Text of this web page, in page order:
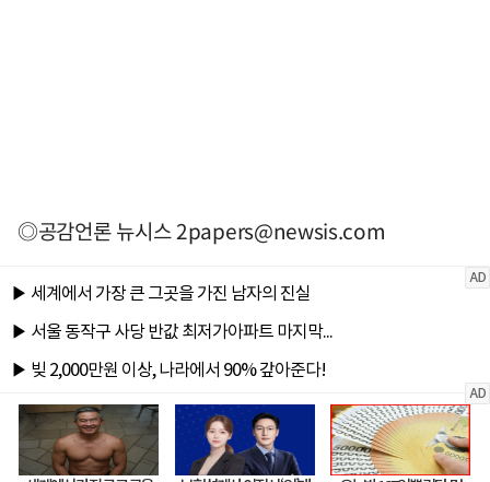
◎공감언론 뉴시스2papers@newsis.com